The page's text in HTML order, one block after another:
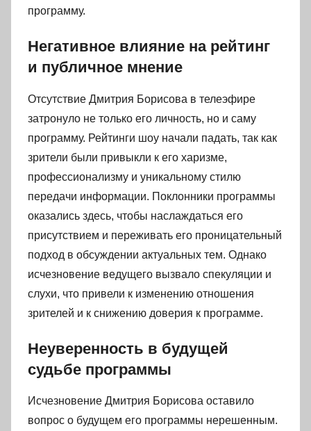
программу.
Негативное влияние на рейтинг
и публичное мнение
Отсутствие Дмитрия Борисова в телеэфире
затронуло не только его личность, но и саму
программу. Рейтинги шоу начали падать, так как
зрители были привыкли к его харизме,
профессионализму и уникальному стилю
передачи информации. Поклонники программы
оказались здесь, чтобы наслаждаться его
присутствием и переживать его проницательный
подход в обсуждении актуальных тем. Однако
исчезновение ведущего вызвало спекуляции и
слухи, что привели к изменению отношения
зрителей и к снижению доверия к программе.
Неуверенность в будущей
судьбе программы
Исчезновение Дмитрия Борисова оставило
вопрос о будущем его программы нерешенным.